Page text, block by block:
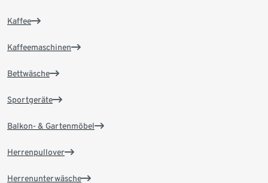
Kaffee
Kaffeemaschinen
Bettwäsche
Sportgeräte
Balkon- & Gartenmöbel
Herrenpullover
Herrenunterwäsche